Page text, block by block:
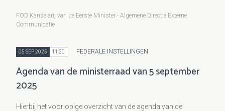
FOD Kanselarij van de Eerste Minister - Algemene Directie Externe
Communicatie
05 SEP 2025 11:20 FEDERALE INSTELLINGEN
Agenda van de ministerraad van 5 september
2025
Hierbij het voorlopige overzicht van de agenda van de